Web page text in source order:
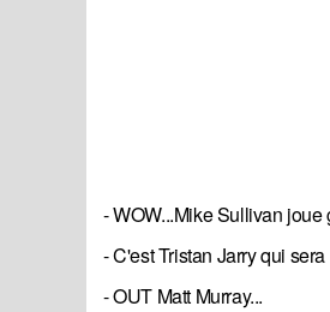
- WOW...Mike Sullivan joue
- C'est Tristan Jarry qui
- OUT Matt Murray...